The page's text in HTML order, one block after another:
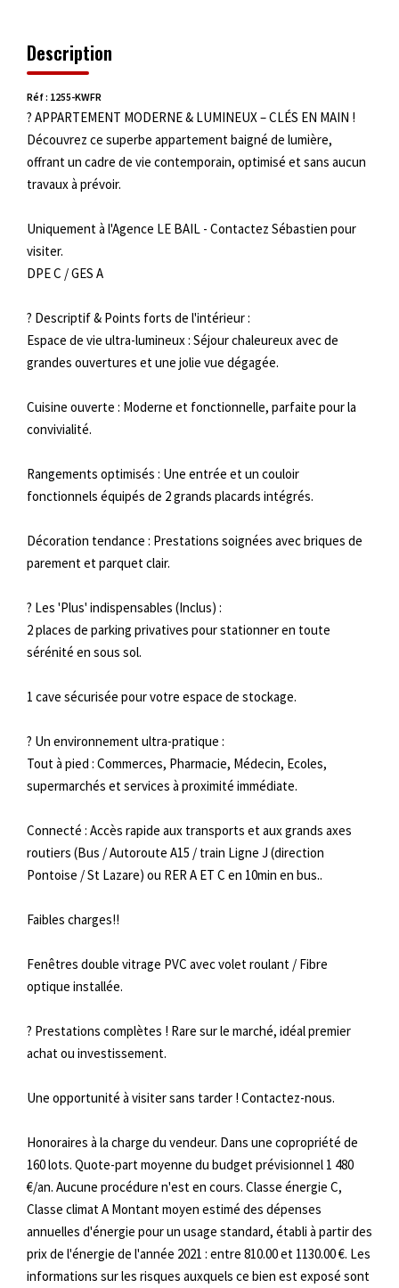
Description
Réf : 1255-KWFR
? APPARTEMENT MODERNE & LUMINEUX – CLÉS EN MAIN !
Découvrez ce superbe appartement baigné de lumière,
offrant un cadre de vie contemporain, optimisé et sans aucun
travaux à prévoir.
Uniquement à l'Agence LE BAIL - Contactez Sébastien pour
visiter.
DPE C / GES A
? Descriptif & Points forts de l'intérieur :
Espace de vie ultra-lumineux : Séjour chaleureux avec de
grandes ouvertures et une jolie vue dégagée.
Cuisine ouverte : Moderne et fonctionnelle, parfaite pour la
convivialité.
Rangements optimisés : Une entrée et un couloir
fonctionnels équipés de 2 grands placards intégrés.
Décoration tendance : Prestations soignées avec briques de
parement et parquet clair.
? Les 'Plus' indispensables (Inclus) :
2 places de parking privatives pour stationner en toute
sérénité en sous sol.
1 cave sécurisée pour votre espace de stockage.
? Un environnement ultra-pratique :
Tout à pied : Commerces, Pharmacie, Médecin, Ecoles,
supermarchés et services à proximité immédiate.
Connecté : Accès rapide aux transports et aux grands axes
routiers (Bus / Autoroute A15 / train Ligne J (direction
Pontoise / St Lazare) ou RER A ET C en 10min en bus..
Faibles charges!!
Fenêtres double vitrage PVC avec volet roulant / Fibre
optique installée.
? Prestations complètes ! Rare sur le marché, idéal premier
achat ou investissement.
Une opportunité à visiter sans tarder ! Contactez-nous.
Honoraires à la charge du vendeur. Dans une copropriété de
160 lots. Quote-part moyenne du budget prévisionnel 1 480
€/an. Aucune procédure n'est en cours. Classe énergie C,
Classe climat A Montant moyen estimé des dépenses
annuelles d'énergie pour un usage standard, établi à partir des
prix de l'énergie de l'année 2021 : entre 810.00 et 1130.00 €. Les
informations sur les risques auxquels ce bien est exposé sont